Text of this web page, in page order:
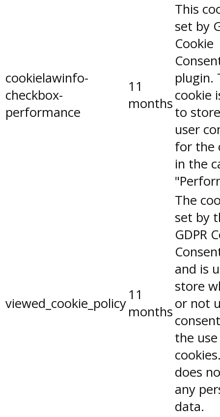
cookielawinfo-
checkbox-
performance
11
months
This
set by
Cookie
plugin.
cookie
to
user
for the
in the
viewed_cookie_policy
11
months
The
set by
GDPR
and is
store
or not
the
does
any
data.